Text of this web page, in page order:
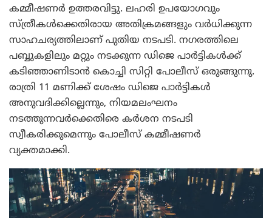
കമ്മീഷണർ ഉത്തരവിട്ടു. ലഹരി ഉപയോഗവും
സ്ത്രീകൾക്കെതിരായ അതിക്രമങ്ങളും വർധിക്കുന്ന
സാഹചര്യത്തിലാണ് പുതിയ നടപടി. നഗരത്തിലെ
പബ്ബുകളിലും മറ്റും നടക്കുന്ന ഡിജെ പാർട്ടികൾക്ക്
കടിഞ്ഞാണിടാൻ കൊച്ചി സിറ്റി പോലീസ് ഒരുങ്ങുന്നു.
രാത്രി 11 മണിക്ക് ശേഷം ഡിജെ പാർട്ടികൾ
അനുവദിക്കില്ലെന്നും, നിയമലംഘനം
നടത്തുന്നവർക്കെതിരെ കർശന നടപടി
സ്വീകരിക്കുമെന്നും പോലീസ് കമ്മീഷണർ
വ്യക്തമാക്കി.